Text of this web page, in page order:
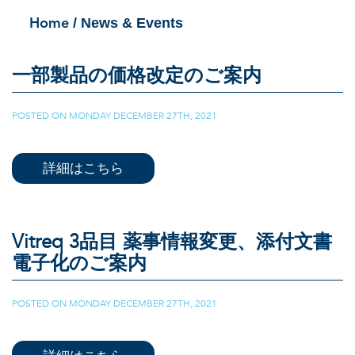
Home / News & Events
一部製品の価格改定のご案内
POSTED ON MONDAY DECEMBER 27TH, 2021
詳細はこちら
Vitreq 3品目 薬事情報変更、添付文書
電子化のご案内
POSTED ON MONDAY DECEMBER 27TH, 2021